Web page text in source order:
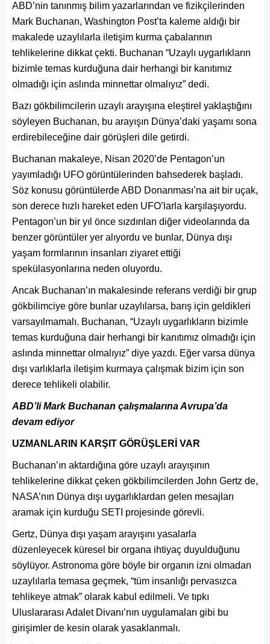
ABD’nin tanınmış bilim yazarlarından ve fizikçilerinden
Mark Buchanan, Washington Post’ta kaleme aldığı bir
makalede uzaylılarla iletişim kurma çabalarının
tehlikelerine dikkat çekti. Buchanan “Uzaylı uygarlıkların
bizimle temas kurduğuna dair herhangi bir kanıtımız
olmadığı için aslında minnettar olmalıyız” dedi.
Bazı gökbilimcilerin uzaylı arayışına eleştirel yaklaştığını
söyleyen Buchanan, bu arayışın Dünya’daki yaşamı sona
erdirebileceğine dair görüşleri dile getirdi.
Buchanan makaleye, Nisan 2020’de Pentagon’un
yayımladığı UFO görüntülerinden bahsederek başladı.
Söz konusu görüntülerde ABD Donanması’na ait bir uçak,
son derece hızlı hareket eden UFO’larla karşılaşıyordu.
Pentagon’un bir yıl önce sızdırılan diğer videolarında da
benzer görüntüler yer alıyordu ve bunlar, Dünya dışı
yaşam formlarının insanları ziyaret ettiği
spekülasyonlarına neden oluyordu.
Ancak Buchanan’ın makalesinde referans verdiği bir grup
gökbilimciye göre bunlar uzaylılarsa, barış için geldikleri
varsayılmamalı. Buchanan, “Uzaylı uygarlıkların bizimle
temas kurduğuna dair herhangi bir kanıtımız olmadığı için
aslında minnettar olmalıyız” diye yazdı. Eğer varsa dünya
dışı varlıklarla iletişim kurmaya çalışmak bizim için son
derece tehlikeli olabilir.
ABD’li Mark Buchanan çalışmalarına Avrupa’da
devam ediyor
UZMANLARIN KARŞIT GÖRÜŞLERİ VAR
Buchanan’ın aktardığına göre uzaylı arayışının
tehlikelerine dikkat çeken gökbilimcilerden John Gertz de,
NASA’nın Dünya dışı uygarlıklardan gelen mesajları
aramak için kurduğu SETI projesinde görevli.
Gertz, Dünya dışı yaşam arayışını yasalarla
düzenleyecek küresel bir organa ihtiyaç duyulduğunu
söylüyor. Astronoma göre böyle bir organın izni olmadan
uzaylılarla temasa geçmek, “tüm insanlığı pervasızca
tehlikeye atmak” olarak kabul edilmeli. Ve tıpkı
Uluslararası Adalet Divanı’nın uygulamaları gibi bu
girişimler de kesin olarak yasaklanmalı.